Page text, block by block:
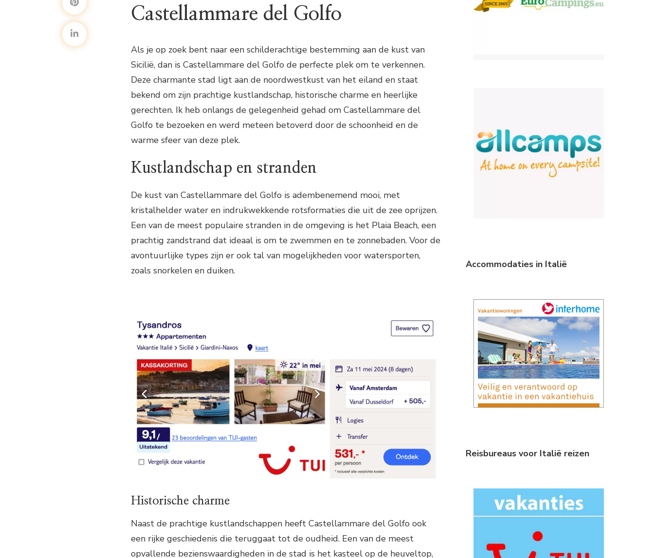
Castellammare del Golfo
Als je op zoek bent naar een schilderachtige bestemming aan de kust van
Sicilië, dan is Castellammare del Golfo de perfecte plek om te verkennen.
Deze charmante stad ligt aan de noordwestkust van het eiland en staat
bekend om zijn prachtige kustlandschap, historische charme en heerlijke
gerechten. Ik heb onlangs de gelegenheid gehad om Castellammare del
Golfo te bezoeken en werd meteen betoverd door de schoonheid en de
warme sfeer van deze plek.
Kustlandschap en stranden
De kust van Castellammare del Golfo is adembenemend mooi, met
kristalhelder water en indrukwekkende rotsformaties die uit de zee oprijzen.
Een van de meest populaire stranden in de omgeving is het Plaia Beach, een
prachtig zandstrand dat ideaal is om te zwemmen en te zonnebaden. Voor de
avontuurlijke types zijn er ook tal van mogelijkheden voor watersporten,
zoals snorkelen en duiken.
Historische charme
Naast de prachtige kustlandschappen heeft Castellammare del Golfo ook
een rijke geschiedenis die teruggaat tot de oudheid. Een van de meest
opvallende bezienswaardigheden in de stad is het kasteel op de heuveltop,
Accommodaties in Italië
Reisbureaus voor Italië reizen